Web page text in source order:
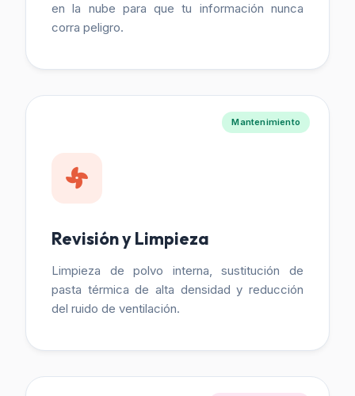
en la nube para que tu información nunca
corra peligro.
Mantenimiento
Revisión y Limpieza
Limpieza de polvo interna, sustitución de
pasta térmica de alta densidad y reducción
del ruido de ventilación.